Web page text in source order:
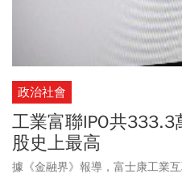
政治社會
工業富聯IPO共
股史上最高
據《金融界》報導，富士康工業